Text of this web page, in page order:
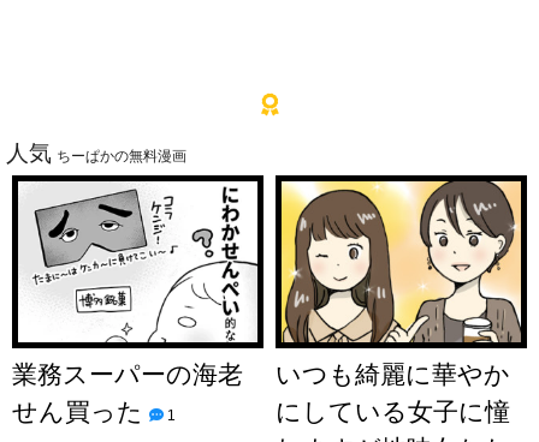
人気 ちーぱかの無料漫画
業務スーパーの海老
せん買った
1
いつも綺麗に華やか
にしている女子に憧